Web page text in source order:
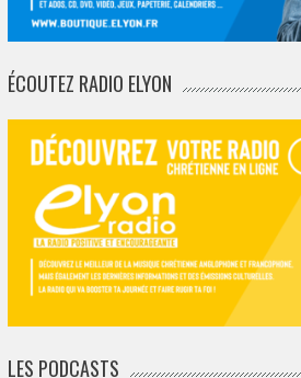
ÉCOUTEZ RADIO ELYON
LES PODCASTS